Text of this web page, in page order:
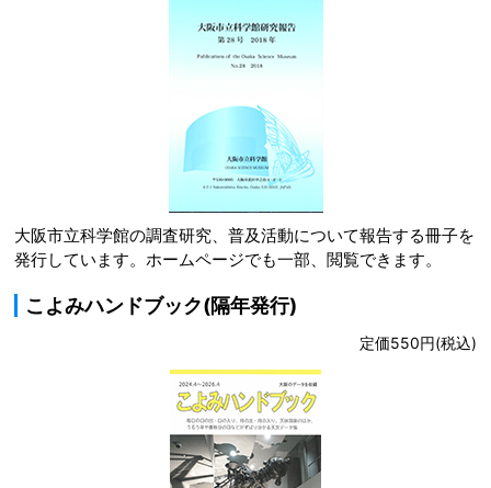
大阪市立科学館の調査研究、普及活動について報告する冊子を
発行しています。ホームページでも一部、閲覧できます。
こよみハンドブック(隔年発行)
定価550円(税込)